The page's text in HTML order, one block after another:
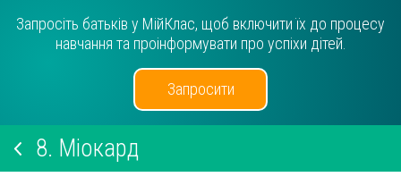
Запросіть батьків у МійКлас, щоб включити їх до процесу
навчання та проінформувати про успіхи дітей.
Запросити
8. Міокард